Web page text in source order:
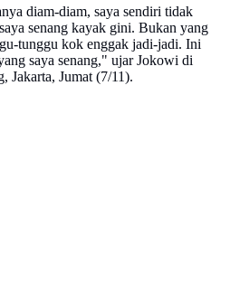
diam-diam, saya sendiri tidak
senang kayak gini. Bukan yang
tunggu kok enggak jadi-jadi. Ini
saya senang," ujar Jokowi di
Jakarta, Jumat (7/11).